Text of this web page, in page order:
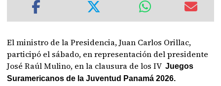
El ministro de la Presidencia, Juan Carlos Orillac,
participó el sábado, en representación del presidente
José Raúl Mulino, en la clausura de los IV Juegos
Suramericanos de la Juventud Panamá 2026.